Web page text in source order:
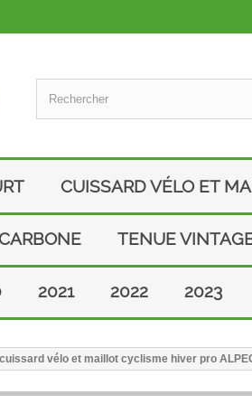
CUISSARD VÉLO ET
TENUE
2021 2022 2023
vélo et maillot cyclisme hiver pro